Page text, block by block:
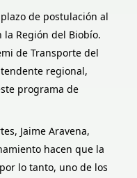
de postulación al
la Región del Biobío.
de Transporte del
regional,
programa de
Jaime Aravena,
hacen que la
lo tanto, uno de los